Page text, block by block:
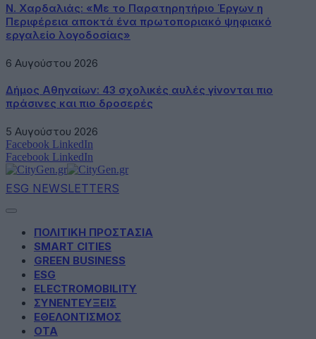
Ν. Χαρδαλιάς: «Με το Παρατηρητήριο Έργων η
Περιφέρεια αποκτά ένα πρωτοποριακό ψηφιακό
εργαλείο λογοδοσίας»
6 Αυγούστου 2026
Δήμος Αθηναίων: 43 σχολικές αυλές γίνονται πιο
πράσινες και πιο δροσερές
5 Αυγούστου 2026
Facebook LinkedIn
Facebook LinkedIn
ESG NEWSLETTERS
ΠΟΛΙΤΙΚΗ ΠΡΟΣΤΑΣΙΑ
SMART CITIES
GREEN BUSINESS
ESG
ELECTROMOBILITY
ΣΥΝΕΝΤΕΥΞΕΙΣ
ΕΘΕΛΟΝΤΙΣΜΟΣ
ΟΤΑ